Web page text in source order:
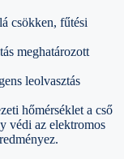
csökken, fűtési
meghatározott
leolvasztás
hőmérséklet a cső
védi az elektromos